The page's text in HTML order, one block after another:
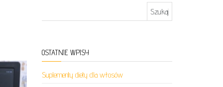
OSTATNIE WPISY
Suplementy diety dla włosów